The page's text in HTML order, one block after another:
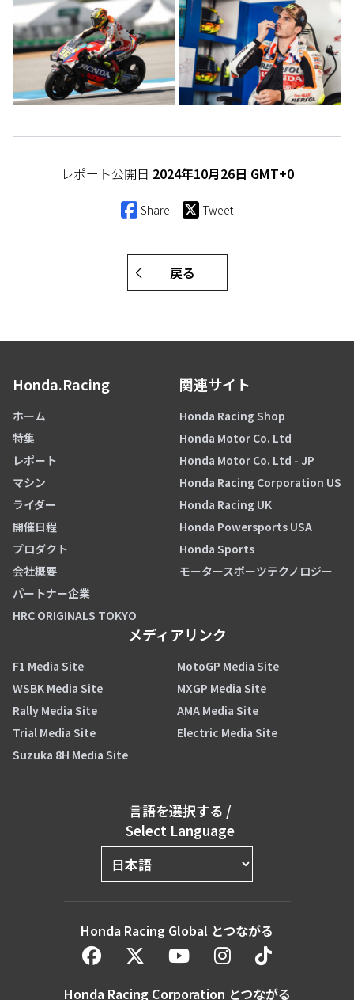
レポート公開日 2024年10月26日 GMT+0
Share Tweet
戻る
Honda.Racing
ホーム
特集
レポート
マシン
ライダー
開催日程
プロダクト
会社概要
パートナー企業
HRC ORIGINALS TOKYO
関連サイト
Honda Racing Shop
Honda Motor Co. Ltd
Honda Motor Co. Ltd - JP
Honda Racing Corporation US
Honda Racing UK
Honda Powersports USA
Honda Sports
モータースポーツテクノロジー
メディアリンク
F1 Media Site
MotoGP Media Site
WSBK Media Site
MXGP Media Site
Rally Media Site
AMA Media Site
Trial Media Site
Electric Media Site
Suzuka 8H Media Site
言語を選択する /
Select Language
Honda Racing Global とつながる
Honda Racing Corporation とつながる